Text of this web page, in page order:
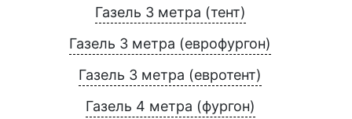
Газель 3 метра (тент)
Газель 3 метра (еврофургон)
Газель 3 метра (евротент)
Газель 4 метра (фургон)